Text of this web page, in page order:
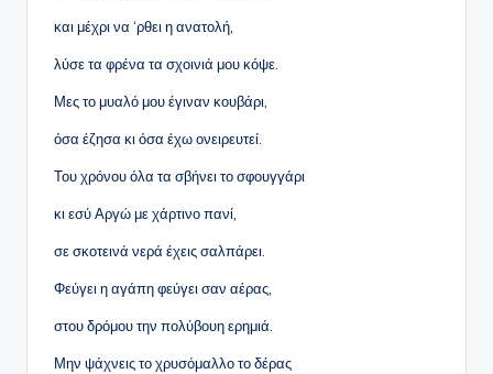
και μέχρι να ‘ρθει η ανατολή,
λύσε τα φρένα τα σχοινιά μου κόψε.
Μες το μυαλό μου έγιναν κουβάρι,
όσα έζησα κι όσα έχω ονειρευτεί.
Του χρόνου όλα τα σβήνει το σφουγγάρι
κι εσύ Αργώ με χάρτινο πανί,
σε σκοτεινά νερά έχεις σαλπάρει.
Φεύγει η αγάπη φεύγει σαν αέρας,
στου δρόμου την πολύβουη ερημιά.
Μην ψάχνεις το χρυσόμαλλο το δέρας